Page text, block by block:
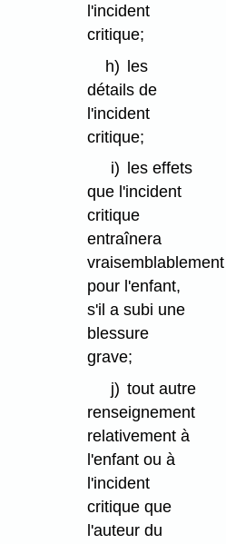
l'incident
critique;
h) les
détails de
l'incident
critique;
i)
les effets
que l'incident
critique
entraînera
vraisemblablement
pour l'enfant,
s'il a subi une
blessure
grave;
j) tout autre
renseignement
relativement à
l'enfant ou à
l'incident
critique que
l'auteur du